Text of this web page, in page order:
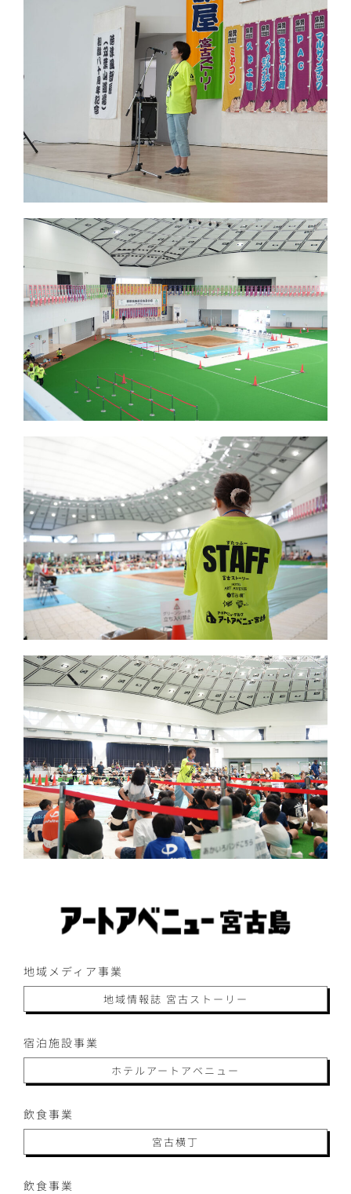
地域メディア事業
地域情報誌 宮古ストーリー
宿泊施設事業
ホテルアートアベニュー
飲食事業
宮古横丁
飲食事業